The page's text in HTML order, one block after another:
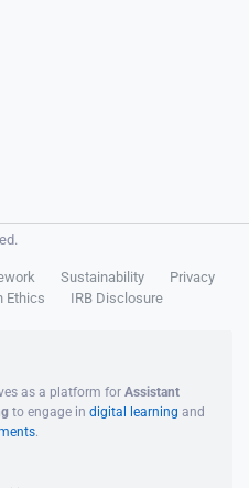
Sustainability
Privacy
Ethics IRB Disclosure
as a platform for Assistant
to engage in digital learning and
.